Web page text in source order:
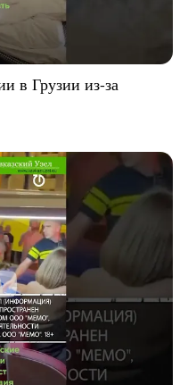
в Грузии из-за